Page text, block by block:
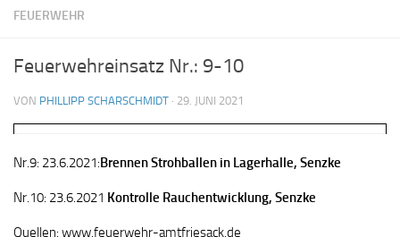
FEUERWEHR
Feuerwehreinsatz Nr.: 9-10
VON PHILLIPP SCHARSCHMIDT · 29. JUNI 2021
Nr.9: 23.6.2021:Brennen Strohballen in Lagerhalle, Senzke
Nr.10: 23.6.2021 Kontrolle Rauchentwicklung, Senzke
Quellen: www.feuerwehr-amtfriesack.de